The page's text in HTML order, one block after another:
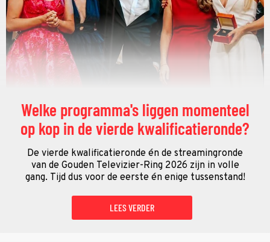
Welke programma's liggen momenteel
op kop in de vierde kwalificatieronde?
De vierde kwalificatieronde én de streamingronde
van de Gouden Televizier-Ring 2026 zijn in volle
gang. Tijd dus voor de eerste én enige tussenstand!
LEES VERDER